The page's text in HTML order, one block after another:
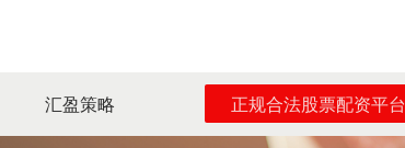
汇盈策略 正规合法股票配资平台